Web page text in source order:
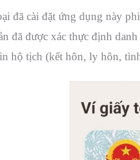
đã cài đặt ứng dụng này
đã được xác thực định
hộ tịch (kết hôn, ly hôn,